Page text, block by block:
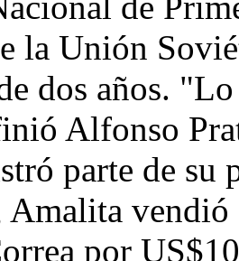
la Unión
dos años.
Alfonso
parte de su
Amalita
por